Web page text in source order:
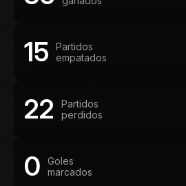
15
Partidos
empatados
22
Partidos
perdidos
0
Goles
marcados